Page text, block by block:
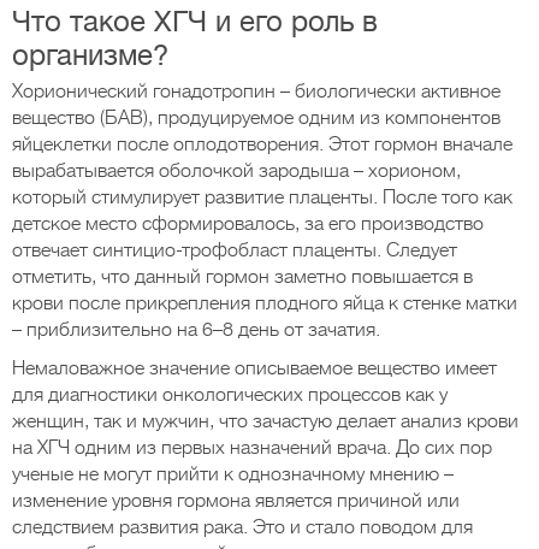
Что такое ХГЧ и его роль в
организме?
Хорионический гонадотропин – биологически активное
вещество (БАВ), продуцируемое одним из компонентов
яйцеклетки после оплодотворения. Этот гормон вначале
вырабатывается оболочкой зародыша – хорионом,
который стимулирует развитие плаценты. После того как
детское место сформировалось, за его производство
отвечает синтицио-трофобласт плаценты. Следует
отметить, что данный гормон заметно повышается в
крови после прикрепления плодного яйца к стенке матки
– приблизительно на 6–8 день от зачатия.
Немаловажное значение описываемое вещество имеет
для диагностики онкологических процессов как у
женщин, так и мужчин, что зачастую делает анализ крови
на ХГЧ одним из первых назначений врача. До сих пор
ученые не могут прийти к однозначному мнению –
изменение уровня гормона является причиной или
следствием развития рака. Это и стало поводом для